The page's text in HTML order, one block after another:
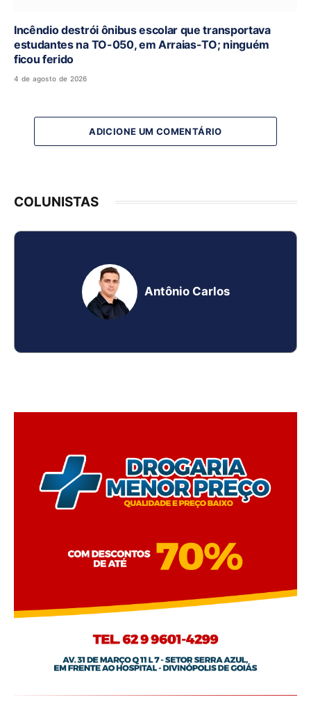
Incêndio destrói ônibus escolar que transportava
estudantes na TO-050, em Arraias-TO; ninguém
ficou ferido
4 de agosto de 2026
ADICIONE UM COMENTÁRIO
COLUNISTAS
Antônio Carlos